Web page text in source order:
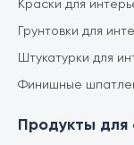
Краски для
Грунтовки для
Штукатурки для
Финишные
Продукты